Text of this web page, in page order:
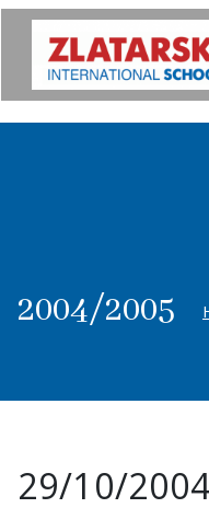
Skip
content
2004/2005
29/10/2004